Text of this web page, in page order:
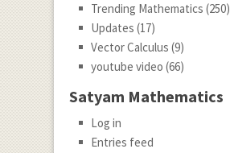
Trending Mathematics (250)
Updates (17)
Vector Calculus (9)
youtube video (66)
Satyam Mathematics
Log in
Entries feed